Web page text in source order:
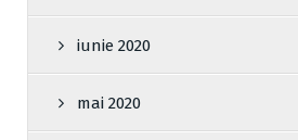
iunie 2020
mai 2020